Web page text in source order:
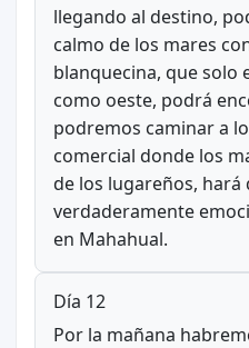
llegando al destino,
calmo de los mares
blanquecina, que solo
como oeste, podrá
podremos caminar a
comercial donde los
de los lugareños, hará
verdaderamente
en Mahahual.
Día 12
Por la mañana